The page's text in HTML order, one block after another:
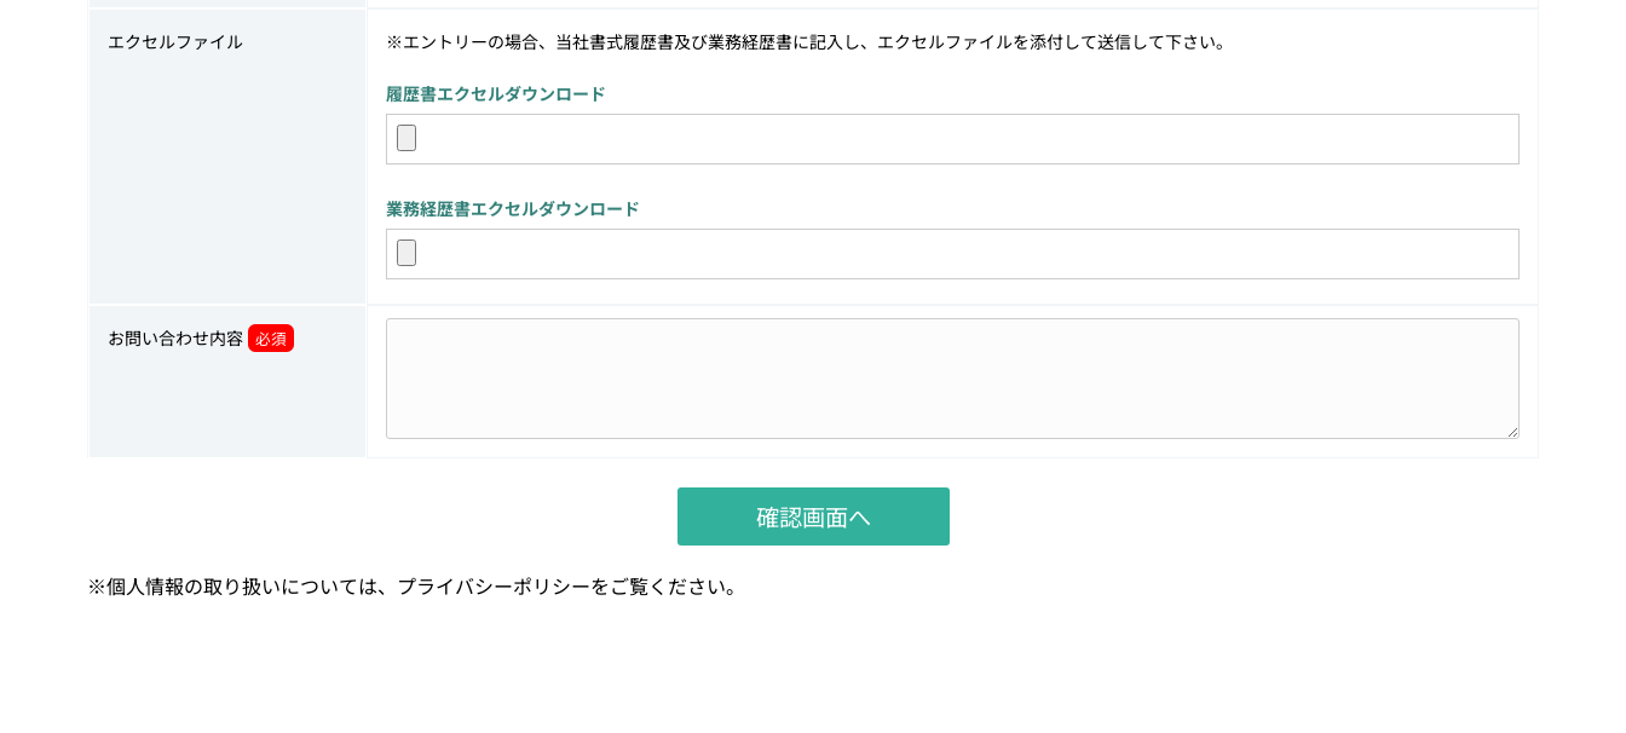
エクセルファイル ※エントリーの場合、当社書式履歴書及び業務経歴書に記入し、エクセルファイルを添付して送信して下さい。
履歴書エクセルダウンロード
業務経歴書エクセルダウンロード
お問い合わせ内容 必須
※個人情報の取り扱いについては、 プライバシーポリシーをご覧ください。